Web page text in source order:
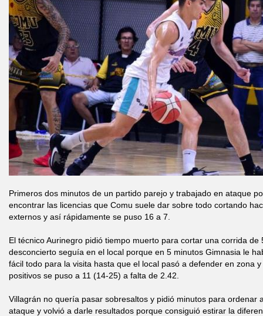
Primeros dos minutos de un partido parejo y trabajado en ataque
encontrar las licencias que Comu suele dar sobre todo cortando
externos y así rápidamente se puso 16 a 7.
El técnico Aurinegro pidió tiempo muerto para cortar una corrida de
desconcierto seguía en el local porque en 5 minutos Gimnasia le
fácil todo para la visita hasta que el local pasó a defender en zona
positivos se puso a 11 (14-25) a falta de 2.42.
Villagrán no quería pasar sobresaltos y pidió minutos para ordenar
ataque y volvió a darle resultados porque consiguió estirar la